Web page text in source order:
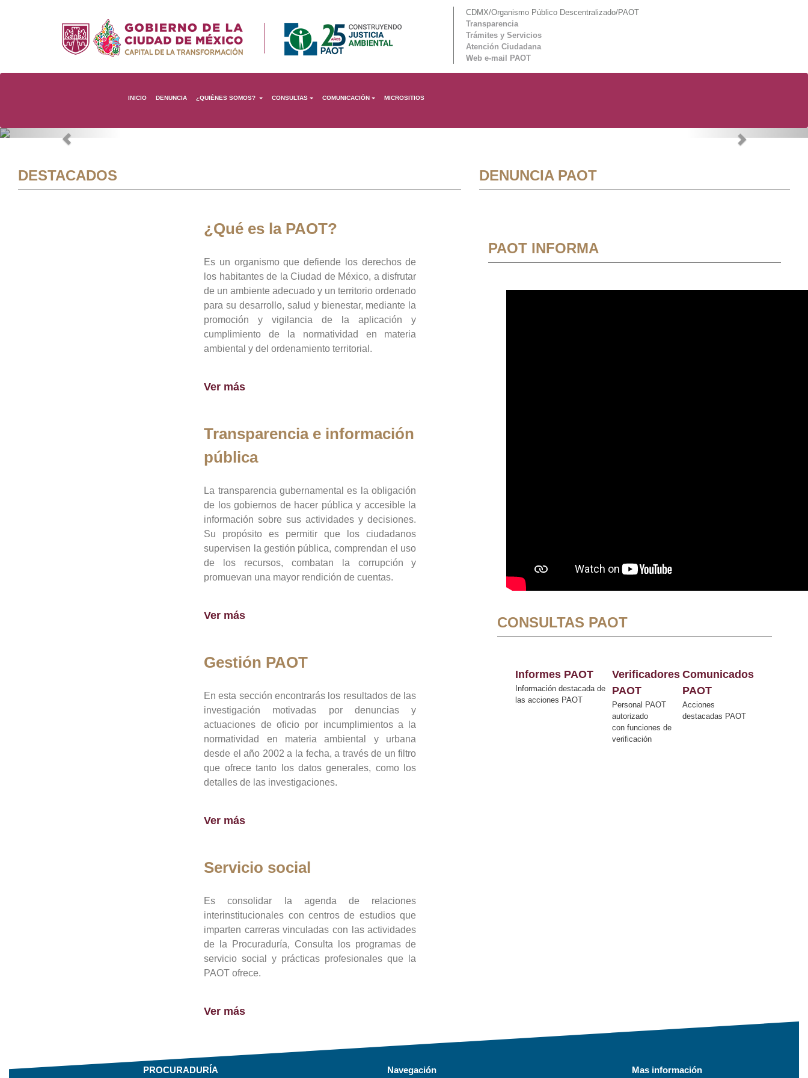
CDMX/Organismo Público Descentralizado/PAOT
Transparencia
Trámites y Servicios
Atención Ciudadana
Web e-mail PAOT
INICIO DENUNCIA ¿QUIÉNES SOMOS? CONSULTAS COMUNICACIÓN MICROSITIOS
Previous Next
DESTACADOS
¿Qué es la PAOT?
Es un organismo que defiende los derechos de
los habitantes de la Ciudad de México, a disfrutar
de un ambiente adecuado y un territorio ordenado
para su desarrollo, salud y bienestar, mediante la
promoción y vigilancia de la aplicación y
cumplimiento de la normatividad en materia
ambiental y del ordenamiento territorial.
Ver más
Transparencia e información
pública
La transparencia gubernamental es la obligación
de los gobiernos de hacer pública y accesible la
información sobre sus actividades y decisiones.
Su propósito es permitir que los ciudadanos
supervisen la gestión pública, comprendan el uso
de los recursos, combatan la corrupción y
promuevan una mayor rendición de cuentas.
Ver más
Gestión PAOT
En esta sección encontrarás los resultados de las
investigación motivadas por denuncias y
actuaciones de oficio por incumplimientos a la
normatividad en materia ambiental y urbana
desde el año 2002 a la fecha, a través de un filtro
que ofrece tanto los datos generales, como los
detalles de las investigaciones.
Ver más
Servicio social
Es consolidar la agenda de relaciones
interinstitucionales con centros de estudios que
imparten carreras vinculadas con las actividades
de la Procuraduría, Consulta los programas de
servicio social y prácticas profesionales que la
PAOT ofrece.
Ver más
DENUNCIA PAOT
PAOT INFORMA
CONSULTAS PAOT
Informes PAOT
Información destacada de
las acciones PAOT
Verificadores
PAOT
Personal PAOT
autorizado
con funciones de
verificación
Comunicados
PAOT
Acciones
destacadas PAOT
PROCURADURÍA Navegación Mas información